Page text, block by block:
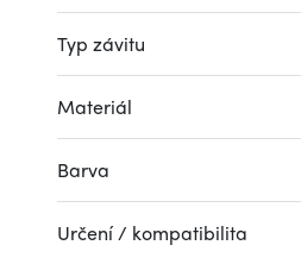
Typ závitu
Materiál
Barva
Určení / kompatibilita